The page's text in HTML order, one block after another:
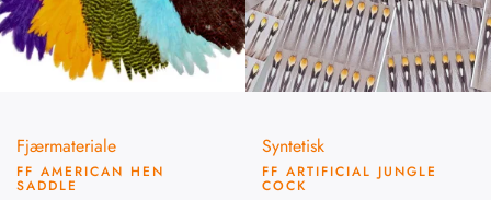
Fjærmateriale
FF AMERICAN HEN
SADDLE
Syntetisk
FF ARTIFICIAL JUNGLE
COCK